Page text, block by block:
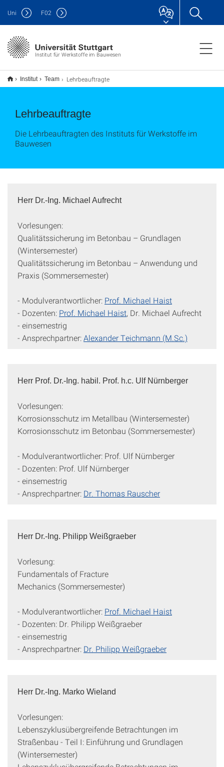
Institut für Werkstoffe im Bauwesen
Uni F02
Institut Team Lehrbeauftragte
Lehrbeauftragte
Die Lehrbeauftragten des Instituts für Werkstoffe im
Bauwesen
Herr Dr.-Ing. Michael Aufrecht
Vorlesungen:
Qualitätssicherung im Betonbau – Grundlagen
(Wintersemester)
Qualitätssicherung im Betonbau – Anwendung und
Praxis (Sommersemester)
- Modulverantwortlicher: Prof. Michael Haist
- Dozenten: Prof. Michael Haist, Dr. Michael Aufrecht
- einsemestrig
- Ansprechpartner:Alexander Teichmann (M.Sc.)
Herr Prof. Dr.-Ing. habil. Prof. h.c. Ulf Nürnberger
Vorlesungen:
Korrosionsschutz im Metallbau (Wintersemester)
Korrosionsschutz im Betonbau (Sommersemester)
- Modulverantwortlicher: Prof. Ulf Nürnberger
- Dozenten: Prof. Ulf Nürnberger
- einsemestrig
- Ansprechpartner: Dr. Thomas Rauscher
Herr Dr.-Ing. Philipp Weißgraeber
Vorlesung:
Fundamentals of Fracture
Mechanics (Sommersemester)
- Modulverantwortlicher: Prof. Michael Haist
- Dozenten: Dr. Philipp Weißgraeber
- einsemestrig
- Ansprechpartner: Dr. Philipp Weißgraeber
Herr Dr.-Ing. Marko Wieland
Vorlesungen:
Lebenszyklusübergreifende Betrachtungen im
Straßenbau - Teil I: Einführung und Grundlagen
(Wintersemester)